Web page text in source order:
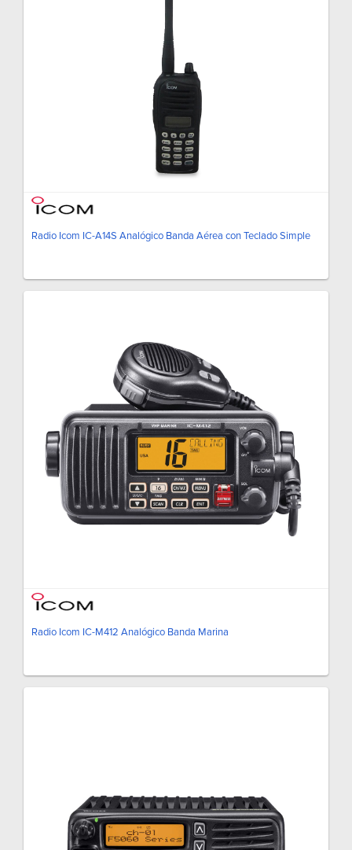
Radio Icom IC-A14S Analógico Banda Aérea con Teclado Simple
Radio Icom IC-M412 Analógico Banda Marina